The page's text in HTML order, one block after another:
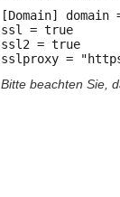
[Domain] domain
ssl = true
ssl2 = true
sslproxy =
Bitte beachten Sie,